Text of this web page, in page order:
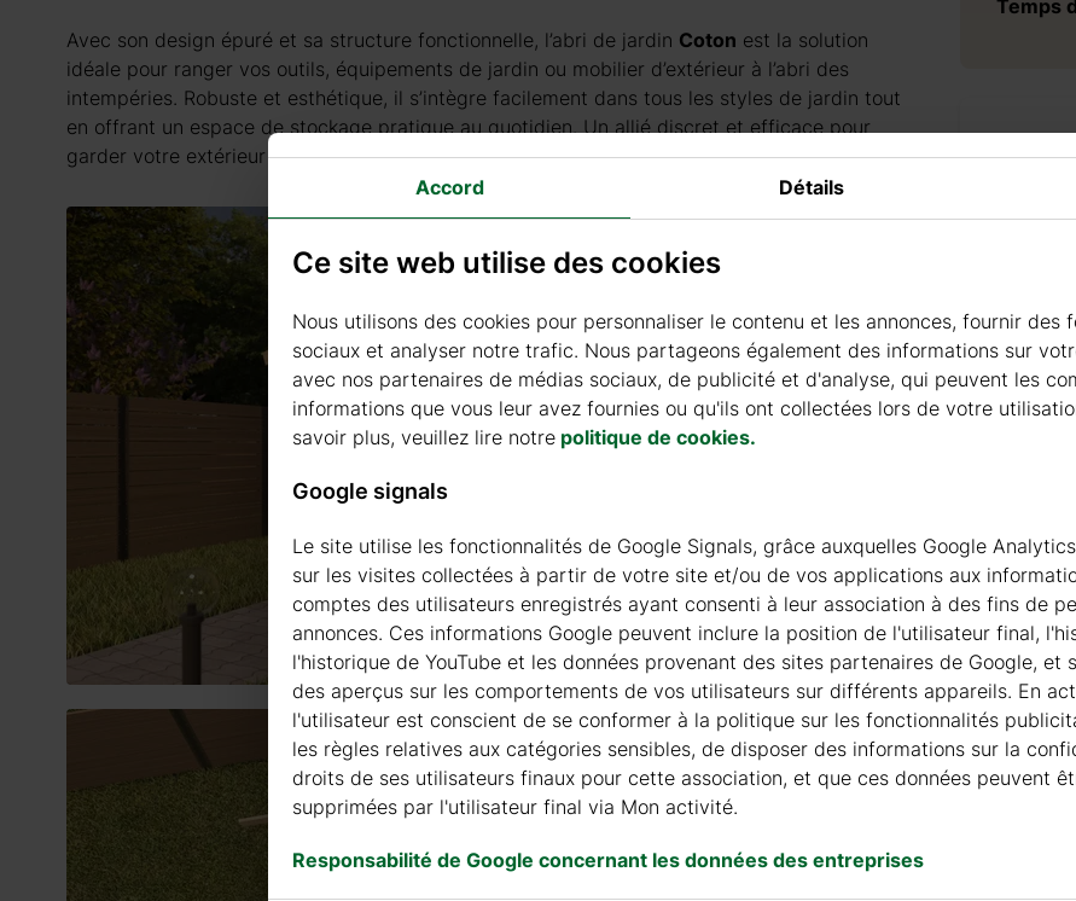
Avec son design épuré et sa structure fonctionnelle, l’abri de jardin Coton est la solution
idéale pour ranger vos outils, équipements de jardin ou mobilier d’extérieur à l’abri des
intempéries. Robuste et esthétique, il s’intègre facilement dans tous les styles de jardin tout
en offrant un espace de stockage pratique au quotidien. Un allié discret et efficace pour
garder votre extérieur toujours bien organisé.
Temps
+ 69
+ 69
+
Accord Détails
Ce site web utilise des cookies
Nous utilisons des cookies pour personnaliser le contenu et les annonces, fournir des
sociaux et analyser notre trafic. Nous partageons également des informations sur
avec nos partenaires de médias sociaux, de publicité et d'analyse, qui peuvent les
informations que vous leur avez fournies ou qu'ils ont collectées lors de votre
savoir plus, veuillez lire notre politique de cookies.
Google signals
Le site utilise les fonctionnalités de Google Signals, grâce auxquelles Google
sur les visites collectées à partir de votre site et/ou de vos applications aux
comptes des utilisateurs enregistrés ayant consenti à leur association à des fins de
annonces. Ces informations Google peuvent inclure la position de l'utilisateur final,
l'historique de YouTube et les données provenant des sites partenaires de Google, et
des aperçus sur les comportements de vos utilisateurs sur différents appareils. En
l'utilisateur est conscient de se conformer à la politique sur les fonctionnalités
les règles relatives aux catégories sensibles, de disposer des informations sur la
droits de ses utilisateurs finaux pour cette association, et que ces données peuvent
supprimées par l'utilisateur final via Mon activité.
Responsabilité de Google concernant les données des entreprises